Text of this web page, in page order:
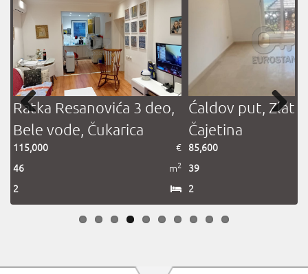
Ratka Resanovića 3 deo,
Bele vode, Čukarica
115,000
€
46
m2
2
Ćaldov put,
Čajetina
85,600
39
2
Previous